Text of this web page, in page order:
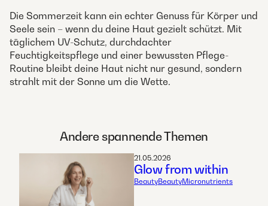
Die Sommerzeit kann ein echter Genuss für Körper und
Seele sein – wenn du deine Haut gezielt schützt. Mit
täglichem UV-Schutz, durchdachter
Feuchtigkeitspflege und einer bewussten Pflege-
Routine bleibt deine Haut nicht nur gesund, sondern
strahlt mit der Sonne um die Wette.
Andere spannende Themen
21.05.2026
Glow from within
BeautyBeautyMicronutrients